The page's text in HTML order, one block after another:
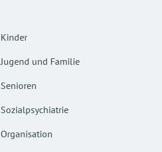
Kinder
Jugend und Familie
Senioren
Sozialpsychiatrie
Organisation